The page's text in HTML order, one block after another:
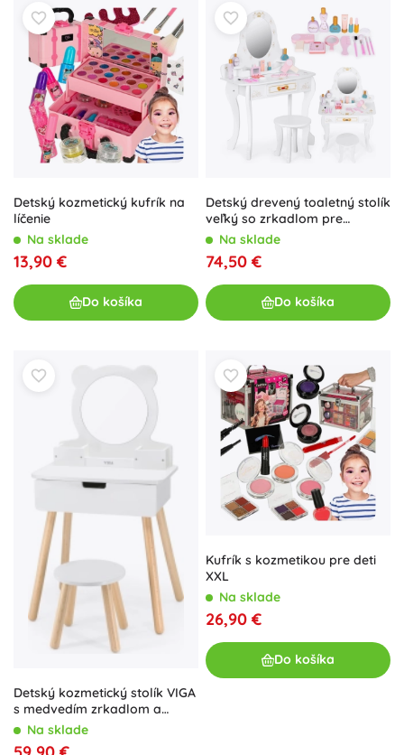
Detský kozmetický kufrík na
líčenie
Na sklade
13,90 €
Do košíka
Detský drevený toaletný stolík
veľký so zrkadlom pre
dievčatá ružové doplnky
Na sklade
74,50 €
Do košíka
Detský kozmetický stolík VIGA
s medvedím zrkadlom a
stoličkou
Na sklade
Kufrík s kozmetikou pre deti
XXL
Na sklade
26,90 €
Do košíka